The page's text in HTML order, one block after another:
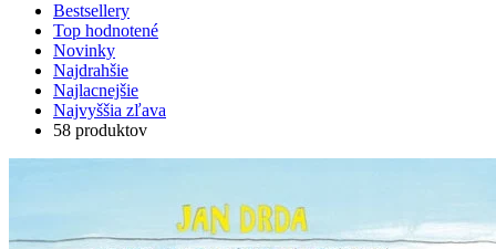
Bestsellery
Top hodnotené
Novinky
Najdrahšie
Najlacnejšie
Najvyššia zľava
58 produktov